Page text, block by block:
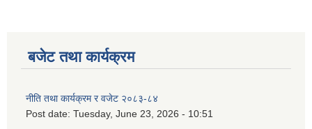
बजेट तथा कार्यक्रम
नीति तथा कार्यक्रम र वजेट २०८३-८४
Post date: Tuesday, June 23, 2026 - 10:51